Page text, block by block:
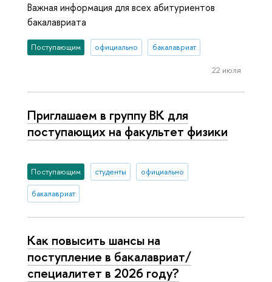
Важная информация для всех абитуриентов
бакалавриата
Поступающим официально бакалавриат
22 июля
Приглашаем в группу ВК для
поступающих на факультет физики
Поступающим студенты официально
бакалавриат
Как повысить шансы на
поступление в бакалавриат/
специалитет в 2026 году?